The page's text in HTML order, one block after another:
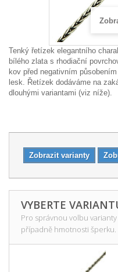
Tenký řetízek elegantního
bílého zlata s rhodiační
kov před negativním
lesk. Řetízek dodáváme na
dlouhými variantami (viz níže).
Zobrazit varianty
VYBERTE
Pro správnou volbu
případně hmotnosti šperku.